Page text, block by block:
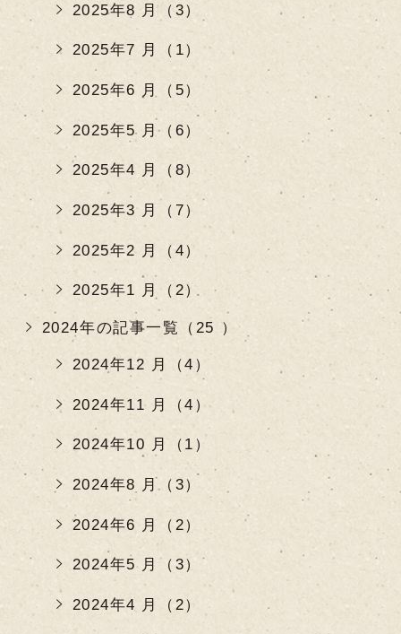
2025年8 月（3）
2025年7 月（1）
2025年6 月（5）
2025年5 月（6）
2025年4 月（8）
2025年3 月（7）
2025年2 月（4）
2025年1 月（2）
2024年の記事一覧（25 ）
2024年12 月（4）
2024年11 月（4）
2024年10 月（1）
2024年8 月（3）
2024年6 月（2）
2024年5 月（3）
2024年4 月（2）